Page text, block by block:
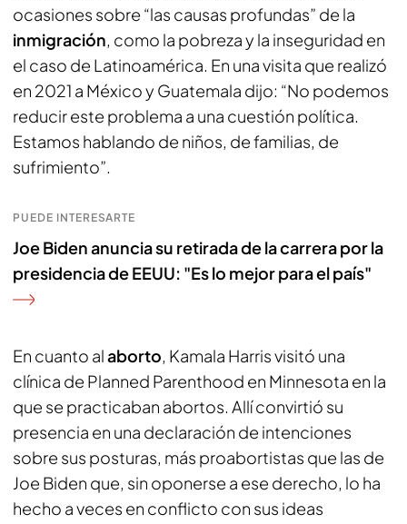
ocasiones sobre “las causas profundas” de la
inmigración, como la pobreza y la inseguridad en
el caso de Latinoamérica. En una visita que realizó
en 2021 a México y Guatemala dijo: “No podemos
reducir este problema a una cuestión política.
Estamos hablando de niños, de familias, de
sufrimiento”.
PUEDE INTERESARTE
Joe Biden anuncia su retirada de la carrera por la
presidencia de EEUU: "Es lo mejor para el país"
En cuanto alaborto, Kamala Harris visitó una
clínica de Planned Parenthood en Minnesota en la
que se practicaban abortos. Allí convirtió su
presencia en una declaración de intenciones
sobre sus posturas, más proabortistas que las de
Joe Biden que, sin oponerse a ese derecho, lo ha
hecho a veces en conflicto con sus ideas